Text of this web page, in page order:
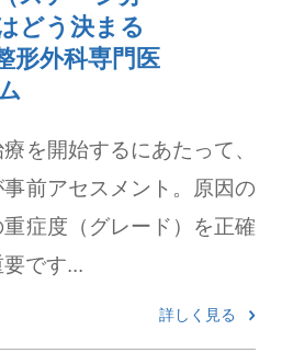
どう決まる
形外科専門医
を開始するにあたって、
前アセスメント。原因の
症度（グレード）を正確
です...
詳しく見る